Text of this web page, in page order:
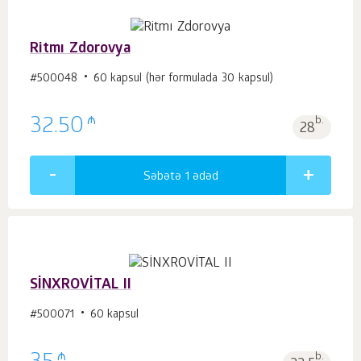
Ritmı Zdorovya
#500048 60 kapsul (hər formulada 30 kapsul)
32.50 ₼ 28b.
Səbətə 1 ədəd
SİNXROVİTAL II
#500071 60 kapsul
₼ b.